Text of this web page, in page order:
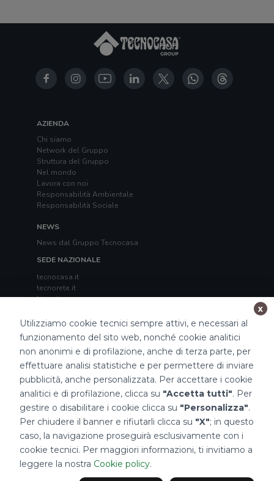
AZIENDA
Chi siamo
Network del Gruppo
Struttura del Gruppo
Nel mondo
Lavora con noi
Responsabilità Ambientale
Responsabilità Sociale
NEWS
News dal Gruppo Tecnocasa
SEDE NAZIONALE
tecnocasa.it
tecnorete.it
kiron.it
TECNOCASA NEL MONDO
Italia,Spagna Ungheria ,Messico,Polonia,Francia,
Tunisia
Thailandia Repubblica di San Marino
Impostazioni Cookies
2026 Tecnocasa Franchising S.p.A. - P. IVA 08365160152 - Via Monte
Bianco 60/A 20089 Rozzano (MI). Ogni agenzia ha un proprio titolare ed è
Utilizziamo cookie tecnici sempre attivi, e necessari al
funzionamento del sito web, nonché cookie analitici
non anonimi e di profilazione, anche di terza parte, per
effettuare analisi statistiche e per permettere di inviare
pubblicità, anche personalizzata. Per accettare i cookie
analitici e di profilazione, clicca su "Accetta tutti". Per
gestire o disabilitare i cookie clicca su "Personalizza".
Per chiudere il banner e rifiutarli clicca su "X"; in questo
caso, la navigazione proseguirà esclusivamente con i
cookie tecnici. Per maggiori informazioni, ti invitiamo a
leggere la nostra Cookie policy.
x